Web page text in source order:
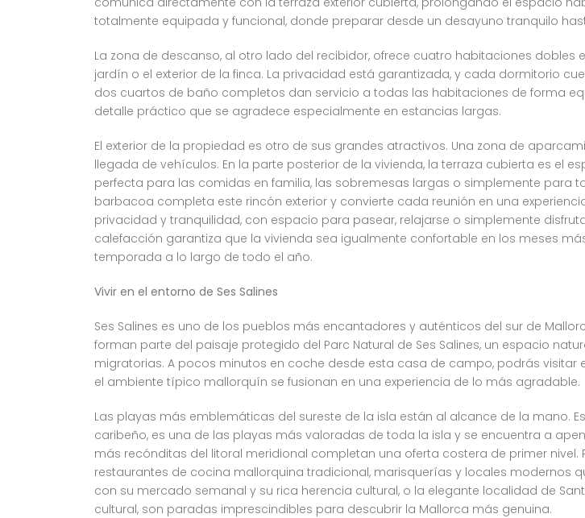
totalmente equipada y funcional, donde preparar desde un desayuno tranquilo
La zona de descanso, al otro lado del recibidor, ofrece cuatro habitaciones
jardín o el exterior de la finca. La privacidad está garantizada, y cada dormitorio
dos cuartos de baño completos dan servicio a todas las habitaciones de forma
detalle práctico que se agradece especialmente en estancias largas.
El exterior de la propiedad es otro de sus grandes atractivos. Una zona de
llegada de vehículos. En la parte posterior de la vivienda, la terraza cubierta es el
perfecta para las comidas en familia, las sobremesas largas o simplemente para
barbacoa completa este rincón exterior y convierte cada reunión en una
privacidad y tranquilidad, con espacio para pasear, relajarse o simplemente
calefacción garantiza que la vivienda sea igualmente confortable en los meses
temporada a lo largo de todo el año.
Vivir en el entorno de Ses Salines
Ses Salines es uno de los pueblos más encantadores y auténticos del sur de
forman parte del paisaje protegido del Parc Natural de Ses Salines, un espacio
migratorias. A pocos minutos en coche desde esta casa de campo, podrás
el ambiente típico mallorquín se fusionan en una experiencia de lo más agradable.
Las playas más emblemáticas del sureste de la isla están al alcance de la mano.
caribeño, es una de las playas más valoradas de toda la isla y se encuentra a
más recónditas del litoral meridional completan una oferta costera de primer
restaurantes de cocina mallorquina tradicional, marisquerías y locales modernos
con su mercado semanal y su rica herencia cultural, o la elegante localidad de
cultural, son paradas imprescindibles para descubrir la Mallorca más genuina.